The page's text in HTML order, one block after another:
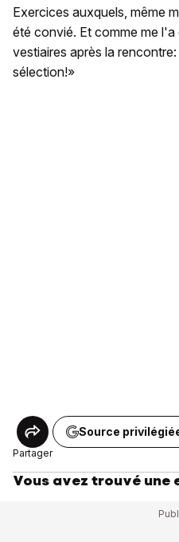
Exercices auxquels, même
été convié. Et comme me
vestiaires après la
sélection!»
Partager
Source
Vous avez trouvé une